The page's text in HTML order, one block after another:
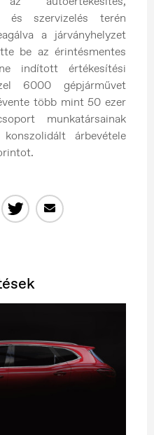
és szervizelés terén
a járványhelyzet
be az érintésmentes
indított értékesítési
6000 gépjárművet
több mint 50 ezer
munkatársainak
árbevétele